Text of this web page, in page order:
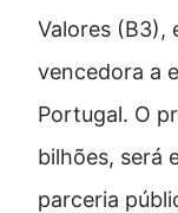
Valores (B3),
vencedora a
Portugal. O
bilhões, será
parceria